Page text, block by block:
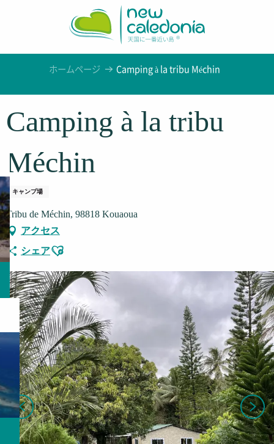
ホームページ Camping à la tribu Méchin
Camping à la tribu
Méchin
キャンプ場
Tribu de Méchin, 98818 Kouaoua
アクセス
シェアAjouter aux favoris